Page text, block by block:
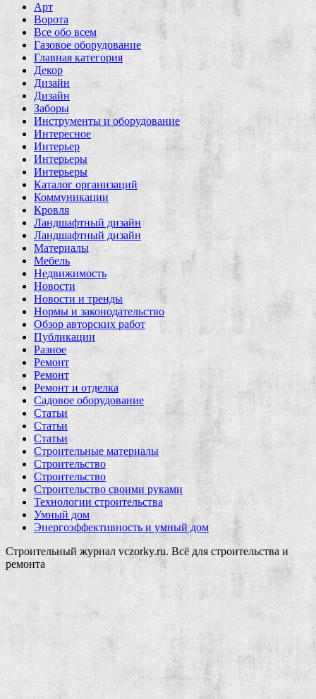
Арт
Ворота
Все обо всем
Газовое оборудование
Главная категория
Декор
Дизайн
Дизайн
Заборы
Инструменты и оборудование
Интересное
Интерьер
Интерьеры
Интерьеры
Каталог организаций
Коммуникации
Кровля
Ландшафтный дизайн
Ландшафтный дизайн
Материалы
Мебель
Недвижимость
Новости
Новости и тренды
Нормы и законодательство
Обзор авторских работ
Публикации
Разное
Ремонт
Ремонт
Ремонт и отделка
Садовое оборудование
Статьи
Статьи
Статьи
Строительные материалы
Строительство
Строительство
Строительство своими руками
Технологии строительства
Умный дом
Энергоэффективность и умный дом
Строительный журнал vczorky.ru. Всё для строительства и
ремонта